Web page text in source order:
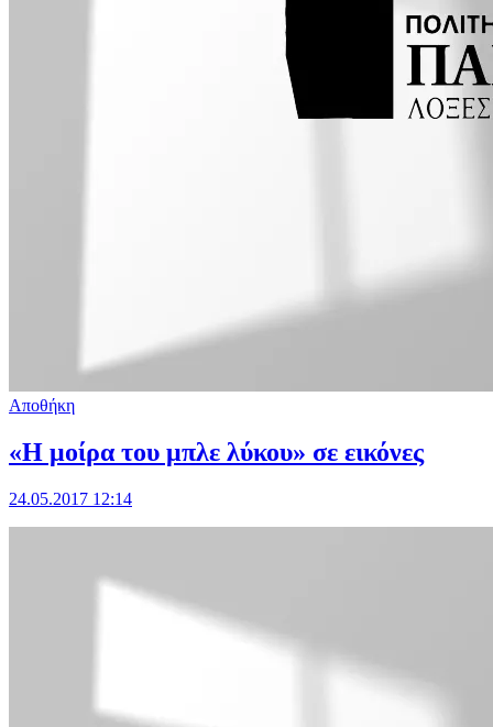
Αποθήκη
«Η μοίρα του μπλε λύκου» σε εικόνες
24.05.2017 12:14